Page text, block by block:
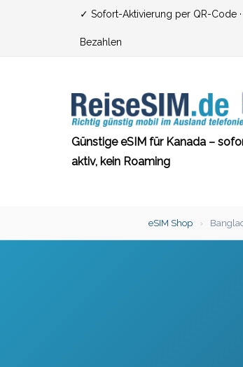
✓ Sofort-Aktivierung per QR-Code
Bezahlen
Günstige eSIM für Kanada –
aktiv, kein Roaming
eSIM Shop ›